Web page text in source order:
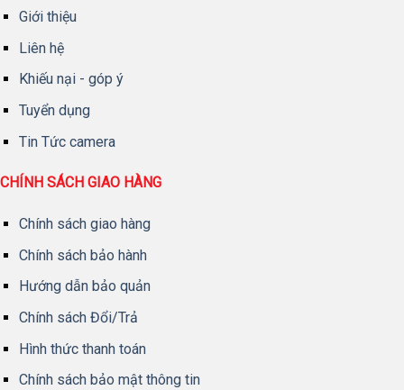
Giới thiệu
Liên hệ
Khiếu nại - góp ý
Tuyển dụng
Tin Tức camera
CHÍNH SÁCH GIAO HÀNG
Chính sách giao hàng
Chính sách bảo hành
Hướng dẫn bảo quản
Chính sách Đổi/Trả
Hình thức thanh toán
Chính sách bảo mật thông tin